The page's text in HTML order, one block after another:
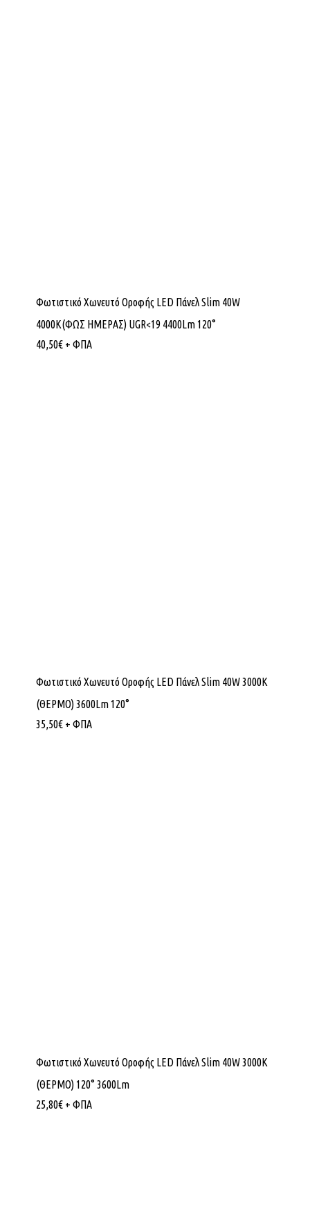
Φωτιστικό Χωνευτό Οροφής LED Πάνελ Slim 40W
4000K(ΦΩΣ ΗΜΕΡΑΣ) UGR<19 4400Lm 120°
40,50€ + ΦΠΑ
Φωτιστικό Χωνευτό Οροφής LED Πάνελ Slim 40W 3000K
(ΘΕΡΜΟ) 3600Lm 120°
35,50€ + ΦΠΑ
Φωτιστικό Χωνευτό Οροφής LED Πάνελ Slim 40W 3000K
(ΘΕΡΜΟ) 120° 3600Lm
25,80€ + ΦΠΑ